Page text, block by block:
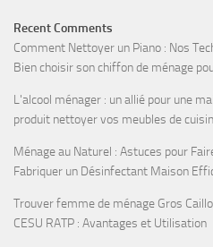
Recent Comments
Comment Nettoyer un Piano : Nos
Bien choisir son chiffon de ménage
L'alcool ménager : un allié pour une
produit nettoyer vos meubles de
Ménage au Naturel : Astuces pour
Fabriquer un Désinfectant Maison
Trouver femme de ménage Gros
CESU RATP : Avantages et Utilisation